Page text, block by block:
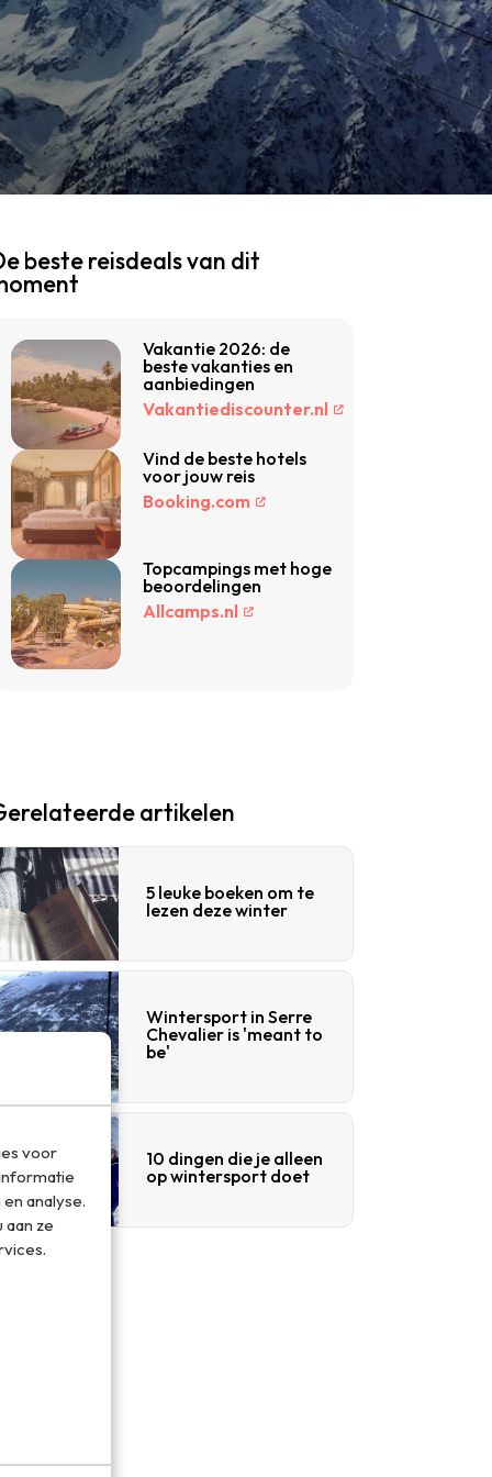
voor
analyse.
ze
beste reisdeals van dit
Vakantie 2026: de
beste vakanties en
aanbiedingen
Vakantiediscounter.nl
Vind de beste hotels
voor jouw reis
Booking.com
Topcampings met hoge
beoordelingen
Allcamps.nl
artikelen
5 leuke boeken om te
lezen deze winter
Wintersport in Serre
Chevalier is 'meant to
be'
10 dingen die je alleen
op wintersport doet